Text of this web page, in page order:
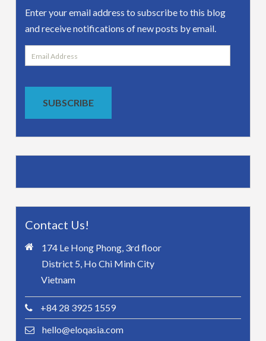
Enter your email address to subscribe to this blog
and receive notifications of new posts by email.
Email
Address
SUBSCRIBE
Contact Us!
174 Le Hong Phong, 3rd floor
District 5, Ho Chi Minh City
Vietnam
+84 28 3925 1559
hello@eloqasia.com